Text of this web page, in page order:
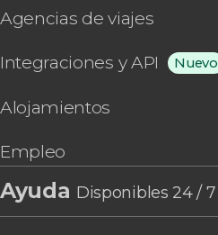
Agencias de viajes
Integraciones y API Nuevo
Alojamientos
Empleo
Ayuda Disponibles 24 / 7